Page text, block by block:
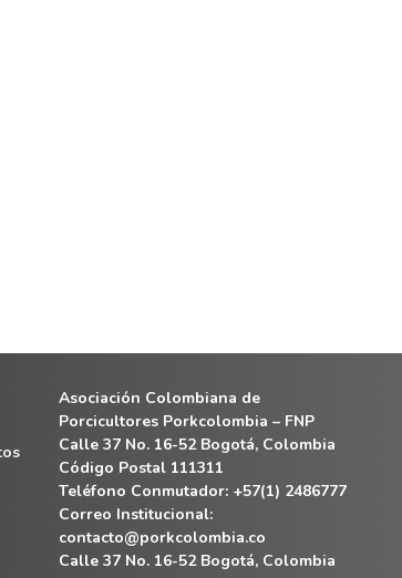
Asociación Colombiana de
Porcicultores Porkcolombia – FNP
Calle 37 No. 16-52 Bogotá, Colombia
Código Postal 111311
Teléfono Conmutador: +57(1) 2486777
Correo Institucional:
contacto@porkcolombia.co
Calle 37 No. 16-52 Bogotá, Colombia